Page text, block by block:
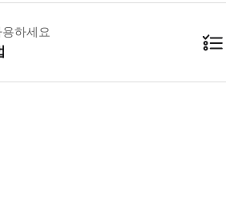
호텔을 제외하고 섬 전역에서 호텔 픽업 및
하세요